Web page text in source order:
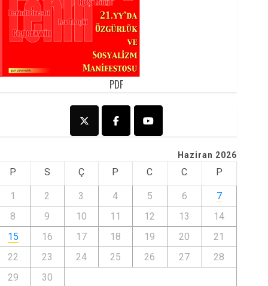
PDF
Haziran 2026
P S Ç P C C P
1 2 3 4 5 6
7
8
9 10 11 12 13
14
15
16 17 18 19 20
21
22
23 24 25 26 27
28
29
30